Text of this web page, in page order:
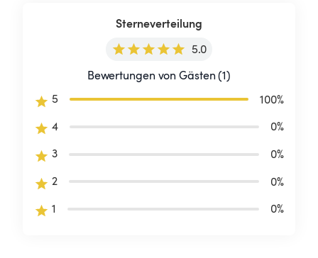
Sterneverteilung
5.0
Bewertungen von Gästen (1)
5
100%
4
0%
3
0%
2
0%
1
0%